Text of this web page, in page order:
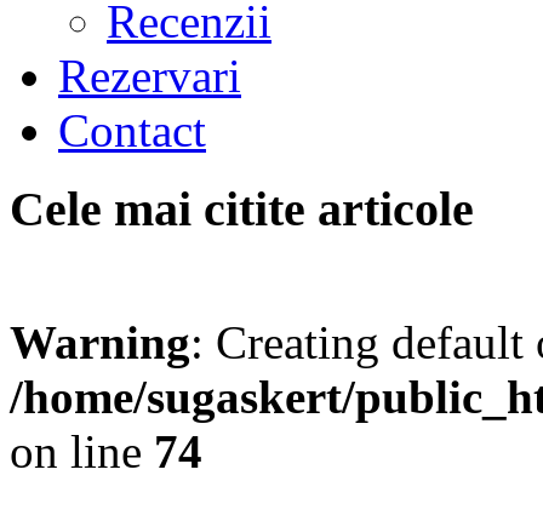
Recenzii
Rezervari
Contact
Cele mai citite articole
Warning: Creating
/home/sugaskert/
on line 74